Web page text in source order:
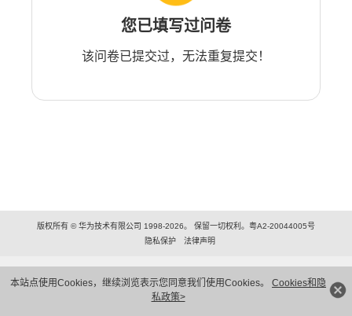
本站点使用Cookies，继续浏览表示您同意我们使用Cookies。 Cookies和隐
私政策>
您已填写过问卷
该问卷已提交过，无法重复提交！
版权所有 © 华为技术有限公司 1998-2026。 保留一切权利。粤A2-20044005号
隐私保护
法律声明